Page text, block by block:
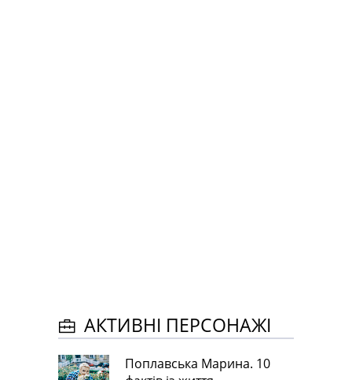
АКТИВНІ ПЕРСОНАЖІ
Поплавська Марина. 10